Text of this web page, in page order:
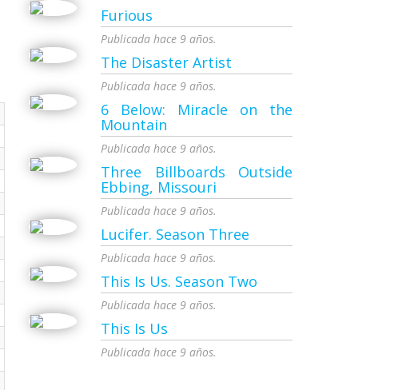
Furious
Publicada hace 9 años.
The Disaster Artist
Publicada hace 9 años.
6 Below: Miracle on the
Mountain
Publicada hace 9 años.
Three Billboards Outside
Ebbing, Missouri
Publicada hace 9 años.
Lucifer. Season Three
Publicada hace 9 años.
This Is Us. Season Two
Publicada hace 9 años.
This Is Us
Publicada hace 9 años.